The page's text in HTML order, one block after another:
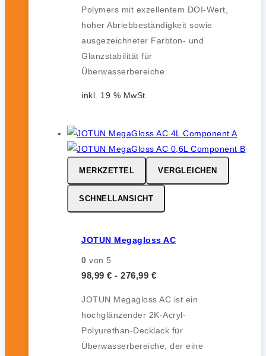
Polymers mit exzellentem DOI-Wert,
hoher Abriebbeständigkeit sowie
ausgezeichneter Farbton- und
Glanzstabilität für
Überwasserbereiche.
inkl. 19 % MwSt.
MERKZETTEL VERGLEICHEN
SCHNELLANSICHT
JOTUN Megagloss AC
0 von 5
98,99 € - 276,99 €
JOTUN Megagloss AC ist ein
hochglänzender 2K-Acryl-
Polyurethan-Decklack für
Überwasserbereiche, der eine